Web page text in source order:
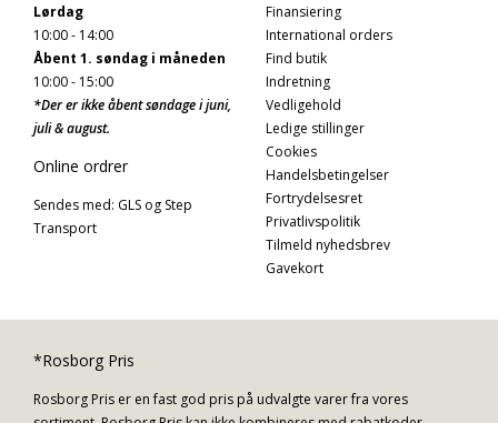
Lørdag
10:00 - 14:00
Åbent 1. søndag i måneden
10:00 - 15:00
*Der er ikke åbent søndage i juni,
juli & august.
Online ordrer
Sendes med: GLS og Step
Transport
Finansiering
International orders
Find butik
Indretning
Vedligehold
Ledige stillinger
Cookies
Handelsbetingelser
Fortrydelsesret
Privatlivspolitik
Tilmeld nyhedsbrev
Gavekort
*Rosborg Pris
Rosborg Pris er en fast god pris på udvalgte varer fra vores